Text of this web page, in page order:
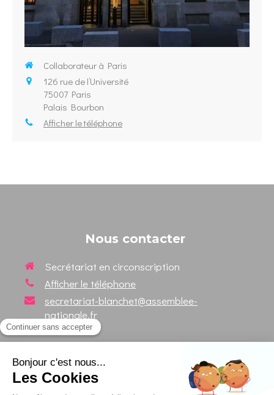
Collaborateur à Paris
126 rue de l’Université
75007 Paris
Palais Bourbon
Afficher le téléphone
Nous contacter
Secrétariat en circonscription
Afficher le téléphone
secretariat-blanchet@assemblee-
nationale.fr
Suivez votre Député sur les
réseaux sociaux